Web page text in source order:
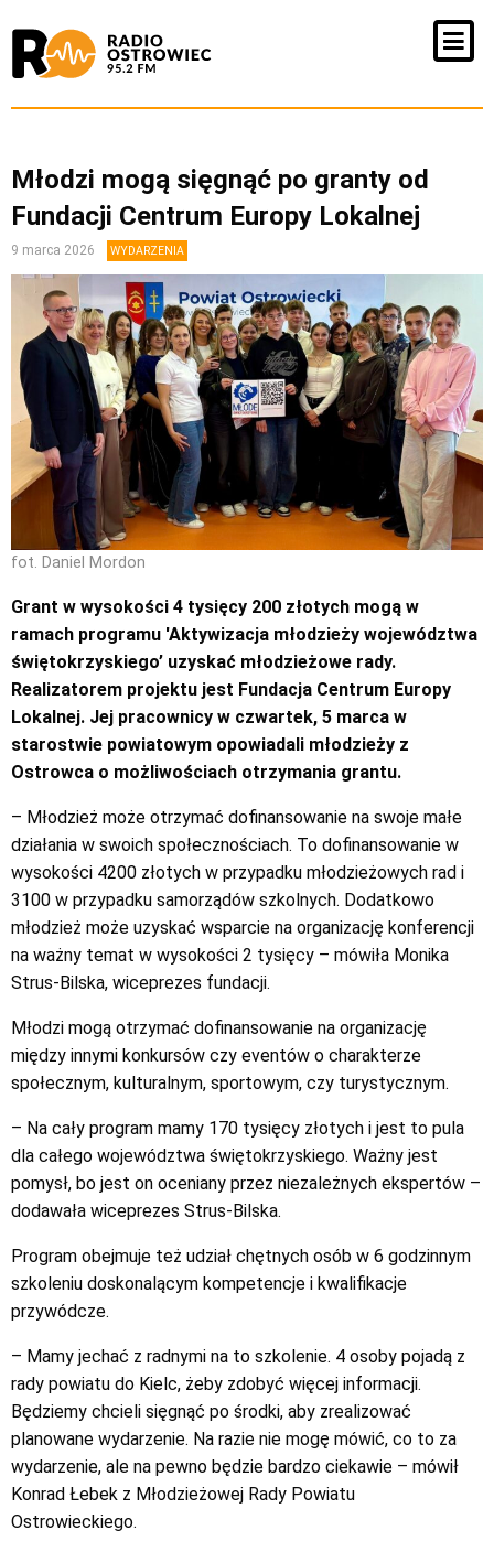
Młodzi mogą sięgnąć po granty od
Fundacji Centrum Europy Lokalnej
9 marca 2026 WYDARZENIA
fot. Daniel Mordon
Grant w wysokości 4 tysięcy 200 złotych mogą w
ramach programu 'Aktywizacja młodzieży województwa
świętokrzyskiego’ uzyskać młodzieżowe rady.
Realizatorem projektu jest Fundacja Centrum Europy
Lokalnej. Jej pracownicy w czwartek, 5 marca w
starostwie powiatowym opowiadali młodzieży z
Ostrowca o możliwościach otrzymania grantu.
– Młodzież może otrzymać dofinansowanie na swoje małe
działania w swoich społecznościach. To dofinansowanie w
wysokości 4200 złotych w przypadku młodzieżowych rad i
3100 w przypadku samorządów szkolnych. Dodatkowo
młodzież może uzyskać wsparcie na organizację konferencji
na ważny temat w wysokości 2 tysięcy – mówiła Monika
Strus-Bilska, wiceprezes fundacji.
Młodzi mogą otrzymać dofinansowanie na organizację
między innymi konkursów czy eventów o charakterze
społecznym, kulturalnym, sportowym, czy turystycznym.
– Na cały program mamy 170 tysięcy złotych i jest to pula
dla całego województwa świętokrzyskiego. Ważny jest
pomysł, bo jest on oceniany przez niezależnych ekspertów –
dodawała wiceprezes Strus-Bilska.
Program obejmuje też udział chętnych osób w 6 godzinnym
szkoleniu doskonalącym kompetencje i kwalifikacje
przywódcze.
– Mamy jechać z radnymi na to szkolenie. 4 osoby pojadą z
rady powiatu do Kielc, żeby zdobyć więcej informacji.
Będziemy chcieli sięgnąć po środki, aby zrealizować
planowane wydarzenie. Na razie nie mogę mówić, co to za
wydarzenie, ale na pewno będzie bardzo ciekawie – mówił
Konrad Łebek z Młodzieżowej Rady Powiatu
Ostrowieckiego.